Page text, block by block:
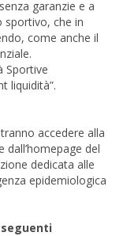
garanzie e a
sportivo, che in
come anche il
Sportive
liquidità”.
accedere alla
del
dedicata alle
epidemiologica